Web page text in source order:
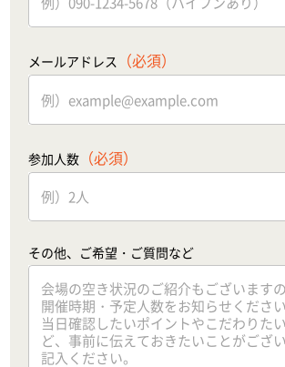
メールアドレス （必須）
参加人数 （必須）
その他、ご希望・ご質問など